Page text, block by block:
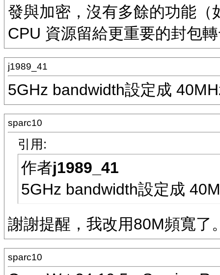
發與加密，沒有多餘的功能
CPU 資源留給更重要的封包
j1989_41
5GHz bandwidth設定成
sparc10
引用:
作者j1989_41
5GHz bandwidth設定成
謝謝提醒，我改用80M頻寬了
sparc10